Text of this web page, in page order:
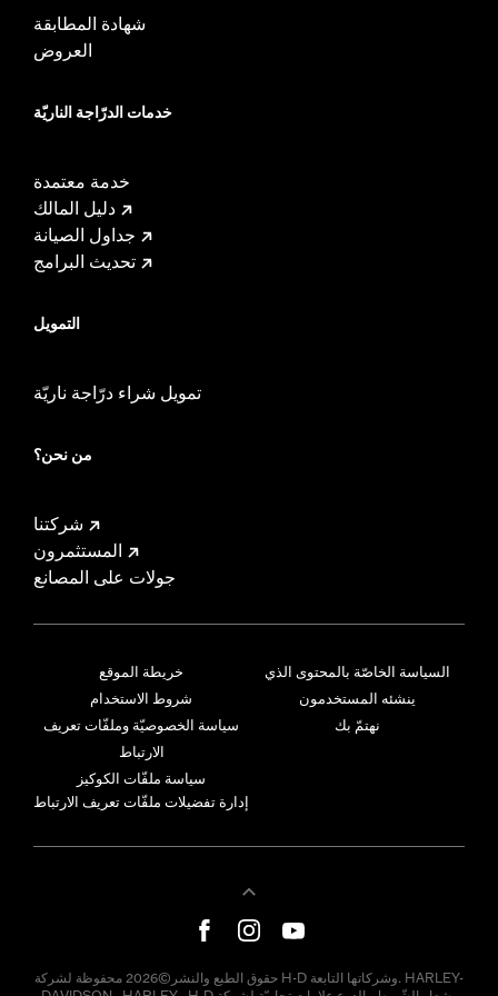
شهادة المطابقة
العروض
خدمات الدرّاجة الناريّة
خدمة معتمدة
دليل المالك
جداول الصيانة
تحديث البرامج
التمويل
تمويل شراء درّاجة ناريّة
من نحن؟
شركتنا
المستثمرون
جولات على المصانع
خريطة الموقع
شروط الاستخدام
سياسة الخصوصيّة وملفّات تعريف
الارتباط
سياسة ملفّات الكوكيز
إدارة تفضيلات ملفّات تعريف الارتباط
السياسة الخاصّة بالمحتوى الذي
ينشئه المستخدمون
نهتمّ بك
حقوق الطبع والنشر©2026 محفوظة لشركة H-D وشركاتها التابعة. HARLEY-